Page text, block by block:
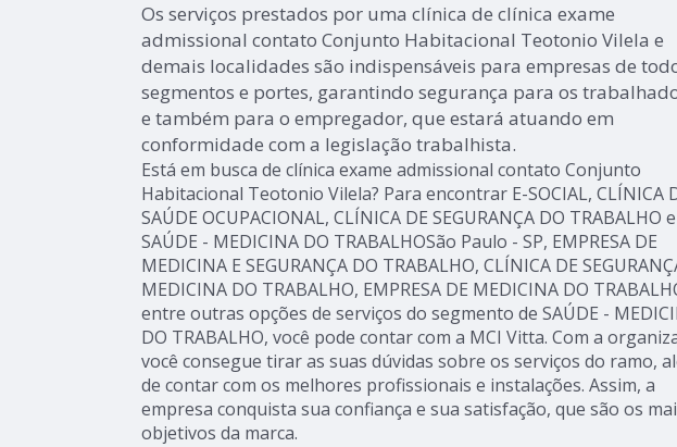
Os serviços prestados por uma clínica de clínica exame
admissional contato Conjunto Habitacional Teotonio Vilela e
demais localidades são indispensáveis para empresas de
segmentos e portes, garantindo segurança para os
e também para o empregador, que estará atuando em
conformidade com a legislação trabalhista.
Está em busca de clínica exame admissional contato Conjunto
Habitacional Teotonio Vilela? Para encontrar E-SOCIAL, CLÍNICA
SAÚDE OCUPACIONAL, CLÍNICA DE SEGURANÇA DO TRABALHO e
SAÚDE - MEDICINA DO TRABALHOSão Paulo - SP, EMPRESA DE
MEDICINA E SEGURANÇA DO TRABALHO, CLÍNICA DE
MEDICINA DO TRABALHO, EMPRESA DE MEDICINA DO
entre outras opções de serviços do segmento de SAÚDE -
DO TRABALHO, você pode contar com a MCI Vitta. Com a
você consegue tirar as suas dúvidas sobre os serviços do ramo,
de contar com os melhores profissionais e instalações. Assim, a
empresa conquista sua confiança e sua satisfação, que são os
objetivos da marca.